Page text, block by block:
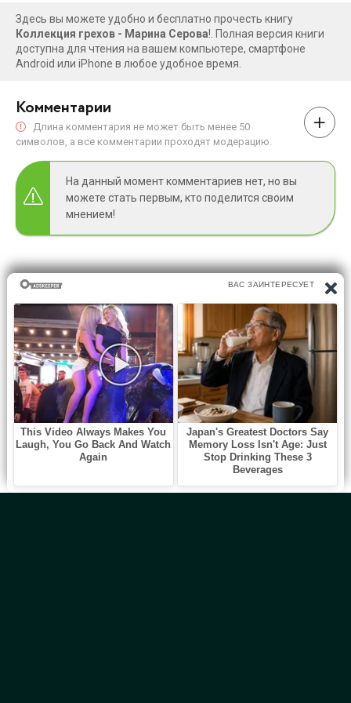
Здесь вы можете удобно и бесплатно прочесть книгу
Коллекция грехов - Марина Серова!. Полная версия книги
доступна для чтения на вашем компьютере, смартфоне
Android или iPhone в любое удобное время.
Комментарии
Длина комментария не может быть менее 50
символов, а все комментарии проходят модерацию.
На данный момент комментариев нет, но вы
можете стать первым, кто поделится своим
мнением!